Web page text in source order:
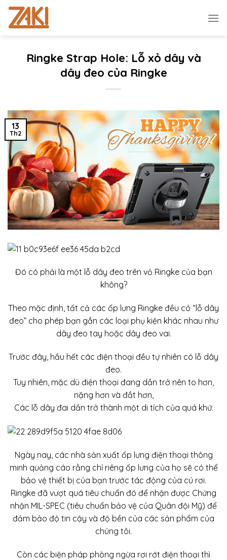
Chuyển
đến
nội
Ringke Strap Hole: Lỗ xỏ dây và
dây đeo của Ringke
13
Th2
Đó có phải là một lỗ dây đeo trên vỏ Ringke của bạn
không?
Theo mặc định, tất cả các ốp lưng Ringke đều có “lỗ dây
đeo” cho phép bạn gắn các loại phụ kiện khác nhau như
dây đeo tay hoặc dây đeo vai.
Trước đây, hầu hết các điện thoại đều tự nhiên có lỗ dây
đeo.
Tuy nhiên, mặc dù điện thoại đang dần trở nên to hơn,
nặng hơn và đắt hơn,
Các lỗ dây đai dần trở thành một di tích của quá khứ.
Ngày nay, các nhà sản xuất ốp lưng điện thoại thông
minh quảng cáo rằng chỉ riêng ốp lưng của họ sẽ có thể
bảo vệ thiết bị của bạn trước tác động của cú rơi.
Ringke đã vượt quá tiêu chuẩn đó để nhận được Chứng
nhận MIL-SPEC (tiêu chuẩn bảo vệ của Quân đội Mỹ) để
đảm bảo độ tin cậy và độ bền của các sản phẩm của
chúng tôi.
Còn các biện pháp phòng ngừa rơi rớt điện thoại thì